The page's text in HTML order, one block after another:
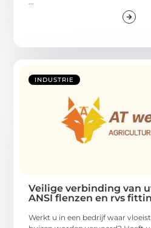
INDUSTRIE
Veilige verbinding van
ANSI flenzen en rvs
Werkt u in een bedrijf waar